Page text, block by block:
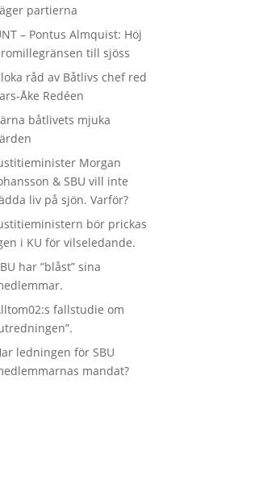
partierna
– Pontus Almquist: Höj
till sjöss
råd av Båtlivs chef red
Åke Redéen
båtlivets mjuka
Morgan
& SBU vill inte
liv på sjön. Varför?
bör prickas
i KU för vilseledande.
har ”blåst” sina
fallstudie om
ledningen för SBU
mandat?